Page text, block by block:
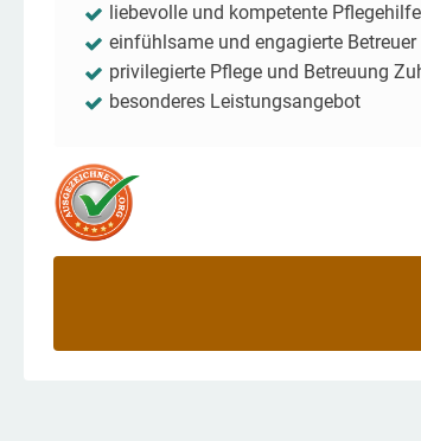
liebevolle und kompetente Pflegehilfe
einfühlsame und engagierte
privilegierte Pflege und Betreuung
besonderes Leistungsangebot